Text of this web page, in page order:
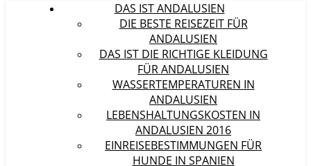
DAS IST ANDALUSIEN
DIE BESTE REISEZEIT FÜR
ANDALUSIEN
DAS IST DIE RICHTIGE KLEIDUNG
FÜR ANDALUSIEN
WASSERTEMPERATUREN IN
ANDALUSIEN
LEBENSHALTUNGSKOSTEN IN
ANDALUSIEN 2016
EINREISEBESTIMMUNGEN FÜR
HUNDE IN SPANIEN